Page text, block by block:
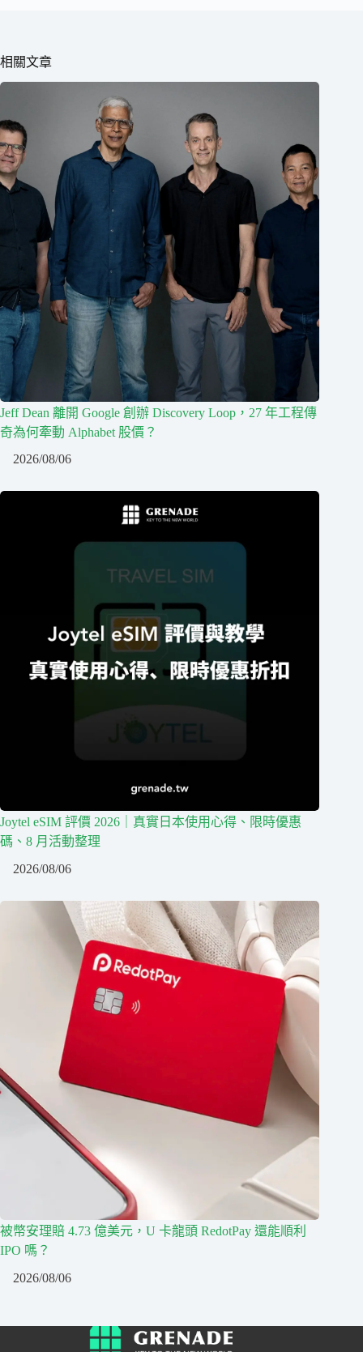
相關文章
Jeff Dean 離開 Google 創辦 Discovery Loop，27 年工程傳
奇為何牽動 Alphabet 股價？
2026/08/06
Joytel eSIM 評價 2026｜真實日本使用心得、限時優惠
碼、8 月活動整理
2026/08/06
被幣安理賠 4.73 億美元，U 卡龍頭 RedotPay 還能順利
IPO 嗎？
2026/08/06